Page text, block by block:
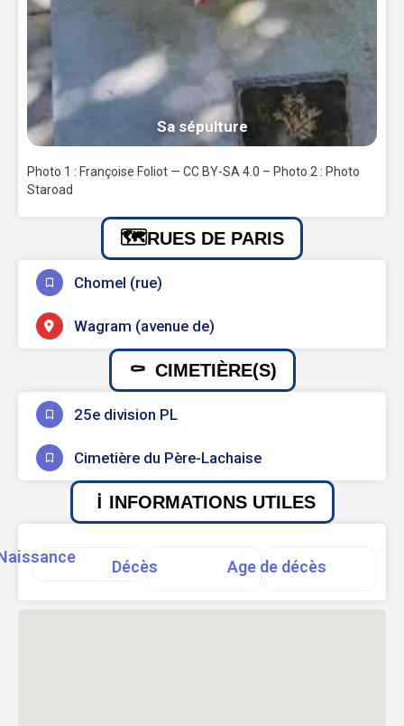
Sa sépulture
Photo 1 : Françoise Foliot — CC BY-SA 4.0 – Photo 2 : Photo
Staroad
RUES DE PARIS
Chomel (rue)
Wagram (avenue de)
CIMETIÈRE(S)
25e division PL
Cimetière du Père-Lachaise
INFORMATIONS UTILES
Décès Age de décès